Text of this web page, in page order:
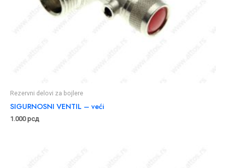
Rezervni delovi za bojlere
SIGURNOSNI VENTIL – veći
1.000рсд